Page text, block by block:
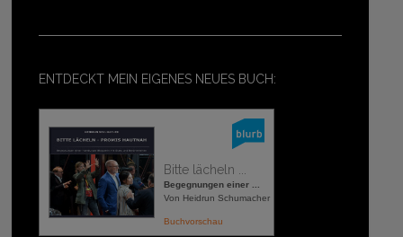
ENTDECKT MEIN EIGENES NEUES BUCH:
Bitte lächeln ...
Begegnungen einer ...
Von Heidrun Schumacher
Buchvorschau